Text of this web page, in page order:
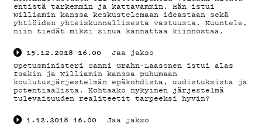
entistä tarkemmin ja kattavammin. Hän istui
Williamin kanssa keskustelemaan ideastaan sekä
yhtiöiden yhteiskunnallisesta vastuusta. Kuuntele,
niin tiedät miksi sinua kannattaa kiinnostaa.
15.12.2018 16.00
Jaa jakso
Opetusministeri Sanni Grahn-Laasonen istui alas
Isakin ja Williamin kanssa puhumaan
koulutusjärjestelmän epäkohdista, uudistuksista ja
potentiaalista. Kohtaako nykyinen järjestelmä
tulevaisuuden realiteetit tarpeeksi hyvin?
1.12.2018 16.00
Jaa jakso